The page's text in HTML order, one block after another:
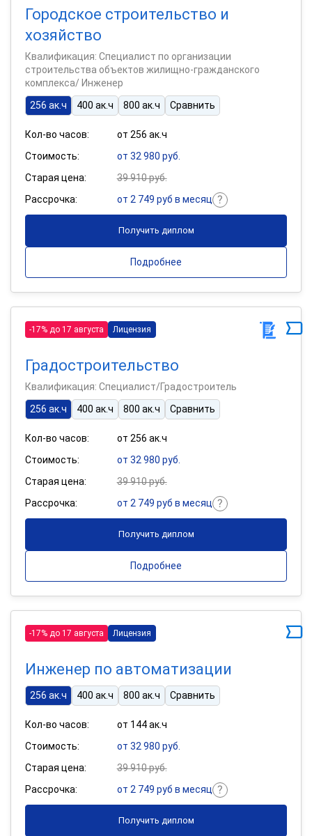
Городское строительство и
хозяйство
Квалификация: Специалист по организации
строительства объектов жилищно-гражданского
комплекса/ Инженер
256 ак.ч
400 ак.ч 800 ак.ч Сравнить
Кол-во часов:
от 256 ак.ч
Стоимость:
от 32 980 руб.
Старая цена:
39 910 руб.
Рассрочка:
от 2 749 руб в месяц
Получить диплом
Подробнее
-17% до 17 августа Лицензия
Градостроительство
Квалификация: Специалист/Градостроитель
256 ак.ч
400 ак.ч 800 ак.ч Сравнить
Кол-во часов:
от 256 ак.ч
Стоимость:
от 32 980 руб.
Старая цена:
39 910 руб.
Рассрочка:
от 2 749 руб в месяц
Получить диплом
Подробнее
-17% до 17 августа Лицензия
Инженер по автоматизации
256 ак.ч 400 ак.ч 800 ак.ч Сравнить
Кол-во часов:
от 144 ак.ч
Стоимость:
от 32 980 руб.
Старая цена:
39 910 руб.
Рассрочка:
от 2 749 руб в месяц
Получить диплом